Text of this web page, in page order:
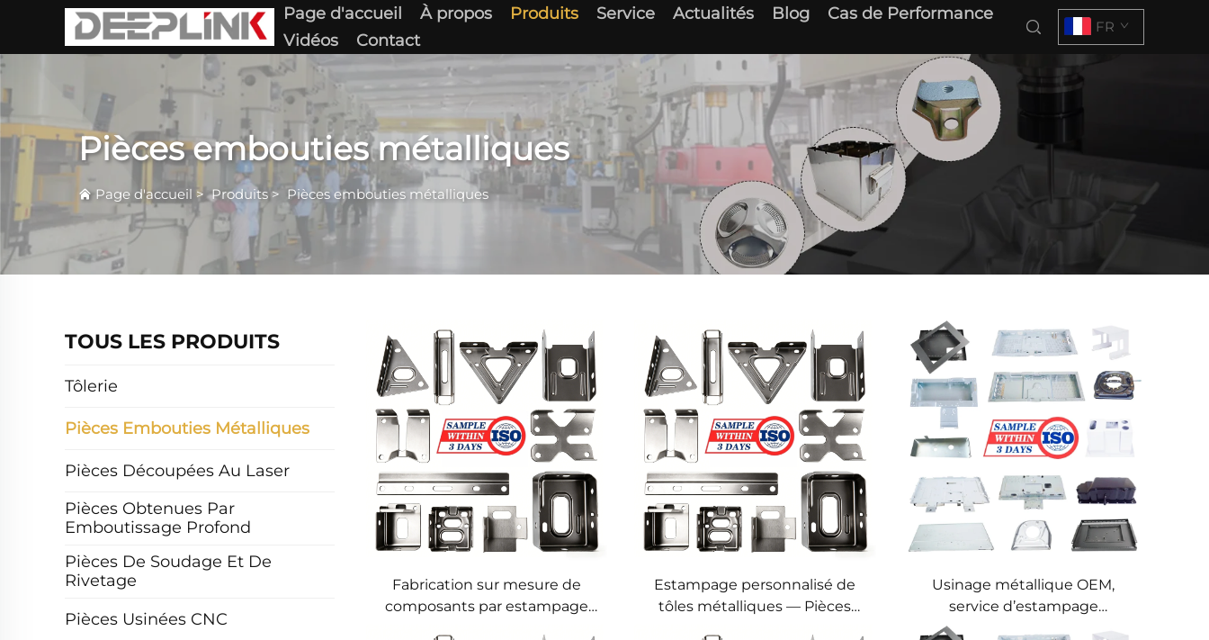
Page d'accueil À propos Produits Service Actualités Blog
Cas de Performance
Vidéos
Contact
FR
Pièces embouties métalliques
Page d'accueil >Produits> Pièces embouties métalliques
TOUS LES PRODUITS
Tôlerie
Pièces Embouties Métalliques
Pièces Découpées Au Laser
Pièces Obtenues Par
Emboutissage Profond
Pièces De Soudage Et De
Rivetage
Pièces Usinées CNC
Fabrication sur mesure de
composants par estampage
Estampage personnalisé de
tôles métalliques — Pièces
Usinage métallique OEM,
service d’estampage
métallique OEM pour